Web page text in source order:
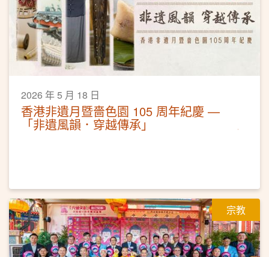
2026 年 5 月 18 日
香港非遺月暨嗇色園 105 周年紀慶 —
「非遺風韻．穿越傳承」
宗教